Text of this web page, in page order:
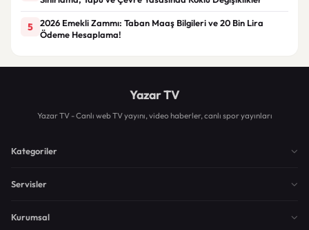
5
2026 Emekli Zammı: Taban Maaş Bilgileri ve 20 Bin Lira
Ödeme Hesaplama!
Yazar TV
Yazar TV - Canlı web TV yayını, video haberler, canlı spor yayınları
Kategoriler
Servisler
Kurumsal